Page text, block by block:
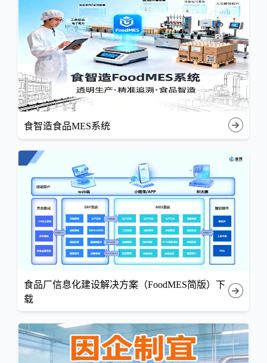
食智造食品MES系统
食品厂信息化建设解决方案（FoodMES简版）下
载